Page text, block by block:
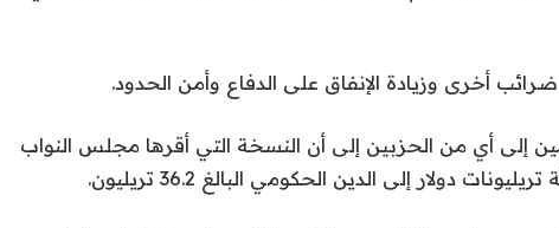
أخرى وزيادة الإنفاق على الدفاع وأمن الحدود.
إلى أي من الحزبين إلى أن النسخة التي أقرها مجلس النواب
دولار إلى الدين الحكومي البالغ 36.2 تريليون.